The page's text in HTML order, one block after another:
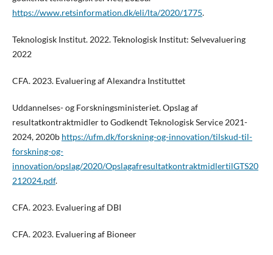
https://www.retsinformation.dk/eli/lta/2020/1775.
Teknologisk Institut. 2022. Teknologisk Institut: Selvevaluering
2022
CFA. 2023. Evaluering af Alexandra Instituttet
Uddannelses- og Forskningsministeriet. Opslag af
resultatkontraktmidler to Godkendt Teknologisk Service 2021-
2024, 2020b https://ufm.dk/forskning-og-innovation/tilskud-til-
forskning-og-
innovation/opslag/2020/OpslagafresultatkontraktmidlertilGTS20
212024.pdf.
CFA. 2023. Evaluering af DBI
CFA. 2023. Evaluering af Bioneer